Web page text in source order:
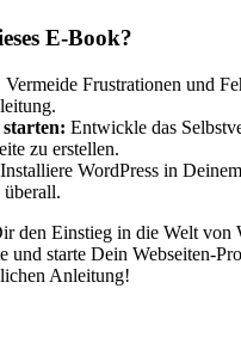
E-Book?
Vermeide Frustrationen und
starten: Entwickle das
zu erstellen.
Installiere WordPress in
überall.
den Einstieg in die Welt von
und starte Dein Webseiten-
Anleitung!